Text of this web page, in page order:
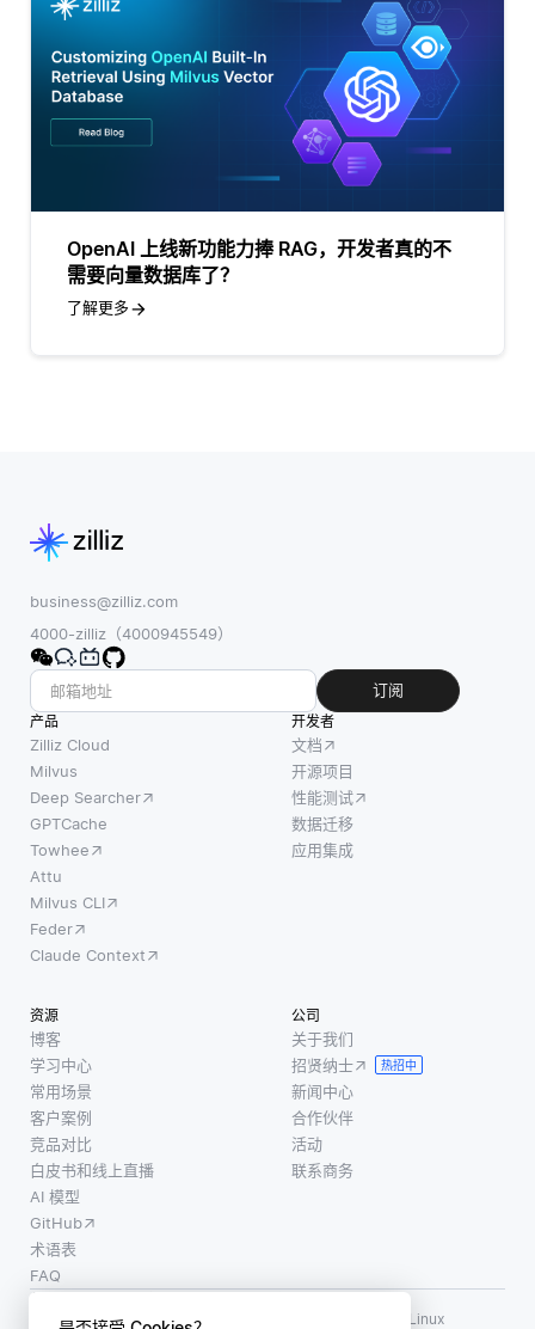
OpenAI 上线新功能力捧 RAG，开发者真的不
需要向量数据库了？
了解更多
business@zilliz.com
4000-zilliz（4000945549）
订阅
产品
Zilliz Cloud
Milvus
Deep Searcher
GPTCache
Towhee
Attu
Milvus CLI
Feder
Claude Context
开发者
文档
开源项目
性能测试
数据迁移
应用集成
资源
博客
学习中心
常用场景
客户案例
竞品对比
白皮书和线上直播
AI 模型
GitHub
术语表
FAQ
公司
关于我们
招贤纳士
热招中
新闻中心
合作伙伴
活动
联系商务
使用条款
LF AI、LF AI & Data、Milvus，以及相关的开源项目名称为 Linux